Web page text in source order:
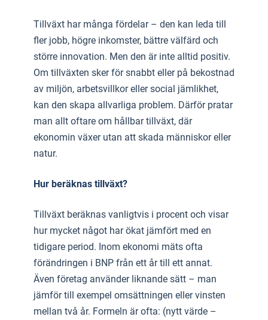
Tillväxt har många fördelar – den kan leda till
fler jobb, högre inkomster, bättre välfärd och
större innovation. Men den är inte alltid positiv.
Om tillväxten sker för snabbt eller på bekostnad
av miljön, arbetsvillkor eller social jämlikhet,
kan den skapa allvarliga problem. Därför pratar
man allt oftare om hållbar tillväxt, där
ekonomin växer utan att skada människor eller
natur.
Hur beräknas tillväxt?
Tillväxt beräknas vanligtvis i procent och visar
hur mycket något har ökat jämfört med en
tidigare period. Inom ekonomi mäts ofta
förändringen i BNP från ett år till ett annat.
Även företag använder liknande sätt – man
jämför till exempel omsättningen eller vinsten
mellan två år. Formeln är ofta: (nytt värde –